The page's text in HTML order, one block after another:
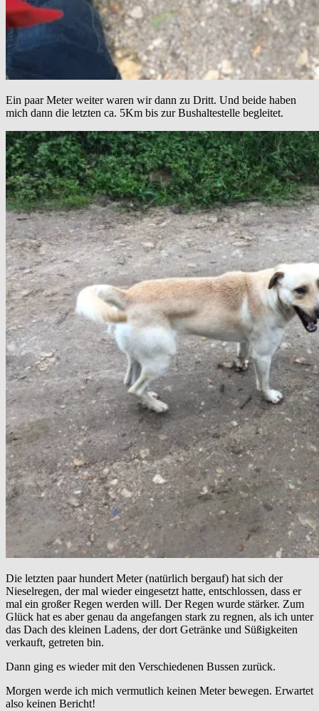
Ein paar Meter weiter waren wir dann zu Dritt. Und beide haben
mich dann die letzten ca. 5Km bis zur Bushaltestelle begleitet.
Die letzten paar hundert Meter (natürlich bergauf) hat sich der
Nieselregen, der mal wieder eingesetzt hatte, entschlossen, dass er
mal ein großer Regen werden will. Der Regen wurde stärker. Zum
Glück hat es aber genau da angefangen stark zu regnen, als ich unter
das Dach des kleinen Ladens, der dort Getränke und Süßigkeiten
verkauft, getreten bin.
Dann ging es wieder mit den Verschiedenen Bussen zurück.
Morgen werde ich mich vermutlich keinen Meter bewegen. Erwartet
also keinen Bericht!